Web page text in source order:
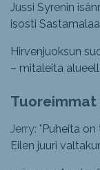
Jussi Syrenin
isosti
Hirvenjuoksun
– mitaleita
Jerry: "Puheita
Eilen juuri